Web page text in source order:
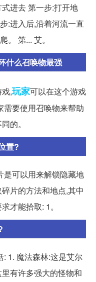
进去 第一步:打开地
:进入后,沿着河流一直
。 第... 艾。
什么召唤物最强
,玩家可以在这个游戏
需要使用召唤物来帮助
的。
置?
是可以用来解锁隐藏地
片的方法和地点,其中
才能拾取: 1。
1. 魔法森林:这是艾尔
有许多强大的怪物和